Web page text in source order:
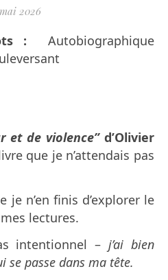
2026
: Autobiographique
et de violence”d’Olivier
que je n’attendais pas
je n’en finis d’explorer le
lectures.
intentionnel –j’ai bien
se passe dans ma tête.